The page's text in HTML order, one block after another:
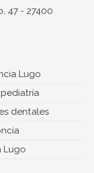
47 - 27400
Lugo
dentales
Lugo